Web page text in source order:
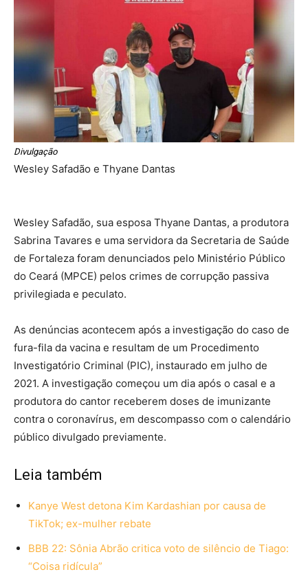
Divulgação
Wesley Safadão e Thyane Dantas
Wesley Safadão, sua esposa Thyane Dantas, a produtora
Sabrina Tavares e uma servidora da Secretaria de Saúde
de Fortaleza foram denunciados pelo Ministério Público
do Ceará (MPCE) pelos crimes de corrupção passiva
privilegiada e peculato.
As denúncias acontecem após a investigação do caso de
fura-fila da vacina e resultam de um Procedimento
Investigatório Criminal (PIC), instaurado em julho de
2021. A investigação começou um dia após o casal e a
produtora do cantor receberem doses de imunizante
contra o coronavírus, em descompasso com o calendário
público divulgado previamente.
Leia também
Kanye West detona Kim Kardashian por causa de
TikTok; ex-mulher rebate
BBB 22: Sônia Abrão critica voto de silêncio de Tiago:
“Coisa ridícula”